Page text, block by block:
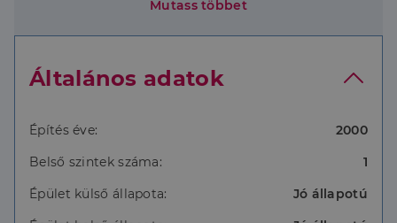
73 nm-es, 4 szobás családi ház, amely egy 1843 nm-
fürdőszoba WC-vel.
Villanyhálózat: teljesen felújított, új rézkábelezés
Mutass többet
Általános adatok
Építés éve:
2000
Belső szintek száma:
1
Épület külső állapota:
Jó állapotú